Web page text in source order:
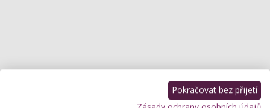
Pokračovat bez přijetí